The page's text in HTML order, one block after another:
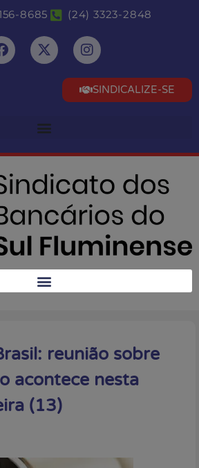
8685 (24) 3323-2848
SINDICALIZE-SE
reunião sobre
acontece nesta
(13)